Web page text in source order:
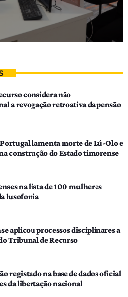
considera não
a revogação retroativa da pensão
lamenta morte de Lú-Olo e
construção do Estado timorense
na lista de 100 mulheres
lusofonia
aplicou processos disciplinares a
Tribunal de Recurso
registado na base de dados oficial
da libertação nacional